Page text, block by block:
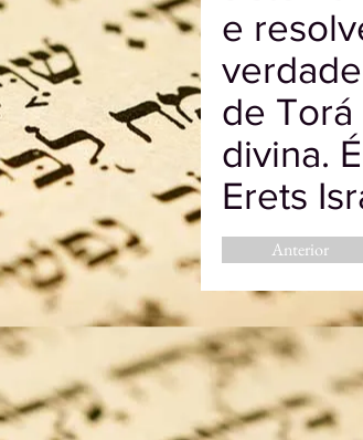
e
de
divina.
Erets
Anterior